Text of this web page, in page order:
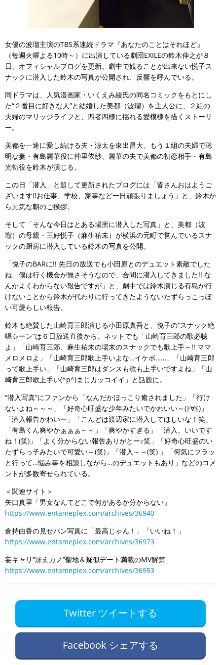
女優の波瑠主演のTBS系連続ドラマ『あなたのことはそれほど』
（毎週火曜よる10時～）に出演している劇団EXILEの鈴木伸之が８
日、オフィシャルブログを更新。劇中で観ることが出来ない悦子ス
ナックに潜入した鈴木の写真が公開され、反響を呼んでいる。
同ドラマは、人気漫画家・いくえみ綾氏の同名コミックをもとにし
た“２番目に好きな人”と結婚した美都（波瑠）を主人公に、２組の
夫婦のマリッジライフと、四者四様に揺れる愛模様を描くストーリ
ー。
美都を一途に愛し続ける夫・涼太を東出昌大、もう１組の夫婦で聡
明な妻・有島麗華役に仲里依紗、麗華の夫で美都の初恋相手・有島
光軌役を鈴木が演じる。
この日「潜入」と題して更新されたブログには「皆さんおはようご
ざいます!!お仕事、学校、家事など一日頑張りましょう」と、鈴木か
ら元気な朝のご挨拶。
そして「そんな今日はとある場所に潜入した写真」と、美都（波
瑠）の母親・三好悦子（麻生祐未）が横浜の元町で営んでいるスナ
ックの厨房に潜入している鈴木の写真を公開。
「悦子のBARに!! 先日の放送でも小田原とのデュエット素敵でした
ね 僕は行く機会が無さそうなので、合間に潜入してきました!! な
んかよくわからない報告ですが」と、劇中では鈴木演じる有島が行
けないことから鈴木が代わりに行ってきたようないたずらっこっぽ
い可愛らしい報告。
鈴木も絶賛した山崎育三郎演じる小田原真吾と、悦子の“スナック絶
唱シーン”は６日放送直後から、ネットでも「山崎育三郎の歌必聴
よ」「山崎育三郎、麻生祐未の場末のスナックでも歌上手～!! ママ
メロメロよ」「山崎育三郎歌上手いよな…イケボ……」「山崎育三郎
って歌上手い」「山崎育三郎はダンスも歌も上手いですよね」「山
崎育三郎歌上手い(^p^)まじカッコイイ」と話題に。
“潜入写真”にファンから「なんだかほっこり癒されました」「行け
ないよね～～～」「好奇心旺盛な少年みたいでかわいい～(≧∀≦)」
「潜入報告かわいー」「こんどは渡辺家に潜入してほしいな！笑」
「有島くん爽やかぁぁぁ～～」「爽やかすぎる」「潜入、いいです
ね！(笑)」「よく分からない報告ありがとー♪笑」「好奇心旺盛のい
たずらっ子みたいで可愛い～(笑)」「潜入～～(笑) 」「何気にフラッ
と行って…悩み事を相談しながら…のデュエットもあり」などのコメ
ントが多数寄せられている。
＜関連サイト＞
矢口真里「男女なんてどこで何があるか分からない」
https://www.entameplex.com/archives/36940
倉持由香の見せパン写真に「最高じゃん！」「いいね！」
https://www.entameplex.com/archives/36973
妄キャリ“冴えカノ”聖地＆疑似デート満載のMV解禁
https://www.entameplex.com/archives/36953
Twitter ツイートする
Facebook シェアする